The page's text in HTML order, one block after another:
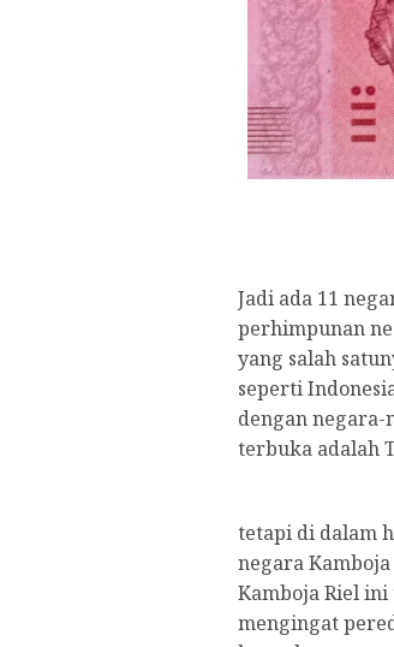
Jadi ada 11
perhimpunan
yang salah
seperti
dengan negara-
terbuka adalah
tetapi di dalam
negara
Kamboja Riel
mengingat